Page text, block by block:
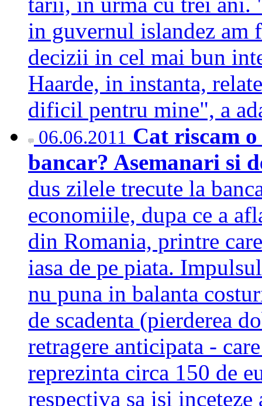
in guvernul islandez am
decizii in cel mai bun
Haarde, in instanta,
dificil pentru mine", a
06.06.2011 Cat riscam
bancar? Asemanari si
dus zilele trecute la
economiile, dupa ce a
din Romania, printre
iasa de pe piata.
nu puna in balanta
de scadenta (pierderea
retragere anticipata -
reprezinta circa 150 de
respectiva sa isi